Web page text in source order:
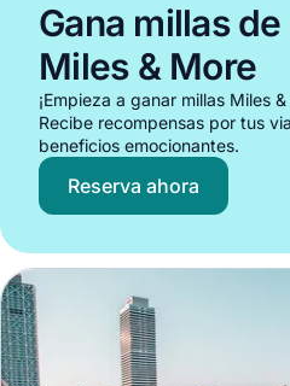
Gana millas
Miles & More
¡Empieza a ganar millas Miles
Recibe recompensas por tus
beneficios emocionantes.
Reserva ahora